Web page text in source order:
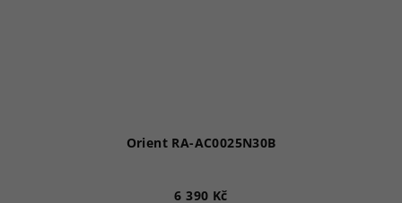
Orient RA-AC0025N30B
6 390 Kč